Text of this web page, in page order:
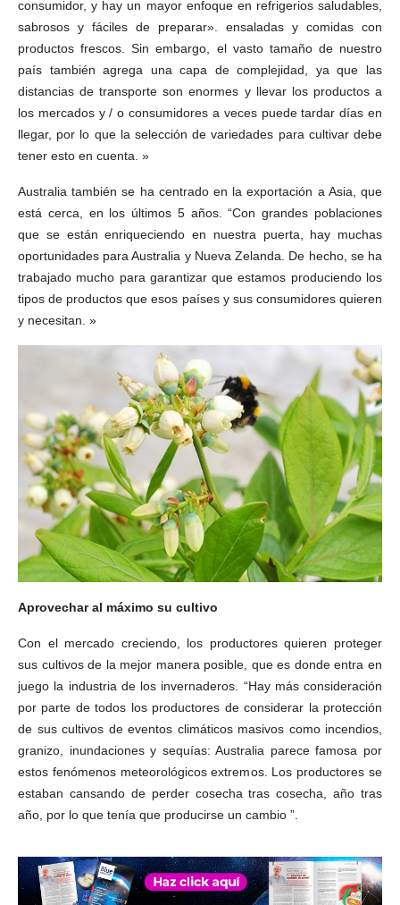
consumidor, y hay un mayor enfoque en refrigerios saludables,
sabrosos y fáciles de preparar». ensaladas y comidas con
productos frescos. Sin embargo, el vasto tamaño de nuestro
país también agrega una capa de complejidad, ya que las
distancias de transporte son enormes y llevar los productos a
los mercados y / o consumidores a veces puede tardar días en
llegar, por lo que la selección de variedades para cultivar debe
tener esto en cuenta. »
Australia también se ha centrado en la exportación a Asia, que
está cerca, en los últimos 5 años. “Con grandes poblaciones
que se están enriqueciendo en nuestra puerta, hay muchas
oportunidades para Australia y Nueva Zelanda. De hecho, se ha
trabajado mucho para garantizar que estamos produciendo los
tipos de productos que esos países y sus consumidores quieren
y necesitan. »
Aprovechar al máximo su cultivo
Con el mercado creciendo, los productores quieren proteger
sus cultivos de la mejor manera posible, que es donde entra en
juego la industria de los invernaderos. “Hay más consideración
por parte de todos los productores de considerar la protección
de sus cultivos de eventos climáticos masivos como incendios,
granizo, inundaciones y sequías: Australia parece famosa por
estos fenómenos meteorológicos extremos. Los productores se
estaban cansando de perder cosecha tras cosecha, año tras
año, por lo que tenía que producirse un cambio ”.